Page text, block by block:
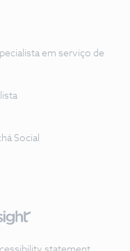
em serviço de
Social